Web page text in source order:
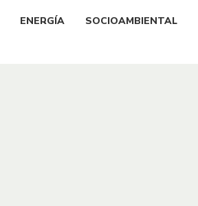
ENERGÍA SOCIOAMBIENTAL